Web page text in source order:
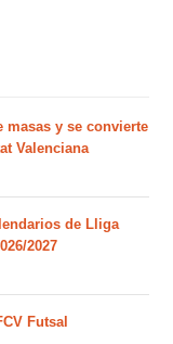
masas y se convierte
Valenciana
de Lliga
2027
Futsal